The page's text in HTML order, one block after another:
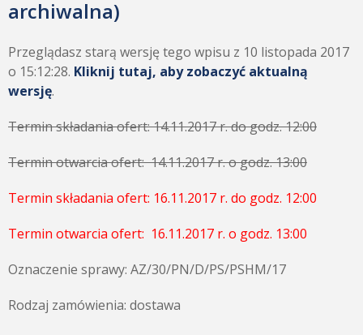
archiwalna)
Przeglądasz starą wersję tego wpisu z 10 listopada 2017
o 15:12:28. Kliknij tutaj, aby zobaczyć aktualną
wersję.
Termin składania ofert: 14.11.2017 r. do godz. 12:00
Termin otwarcia ofert: 14.11.2017 r. o godz. 13:00
Termin składania ofert: 16.11.2017 r. do godz. 12:00
Termin otwarcia ofert: 16.11.2017 r. o godz. 13:00
Oznaczenie sprawy: AZ/30/PN/D/PS/PSHM/17
Rodzaj zamówienia: dostawa